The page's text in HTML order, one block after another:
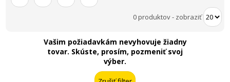
0 produktov- zobraziť
Vašim požiadavkám nevyhovuje žiadny
tovar. Skúste, prosím, pozmeniť svoj
výber.